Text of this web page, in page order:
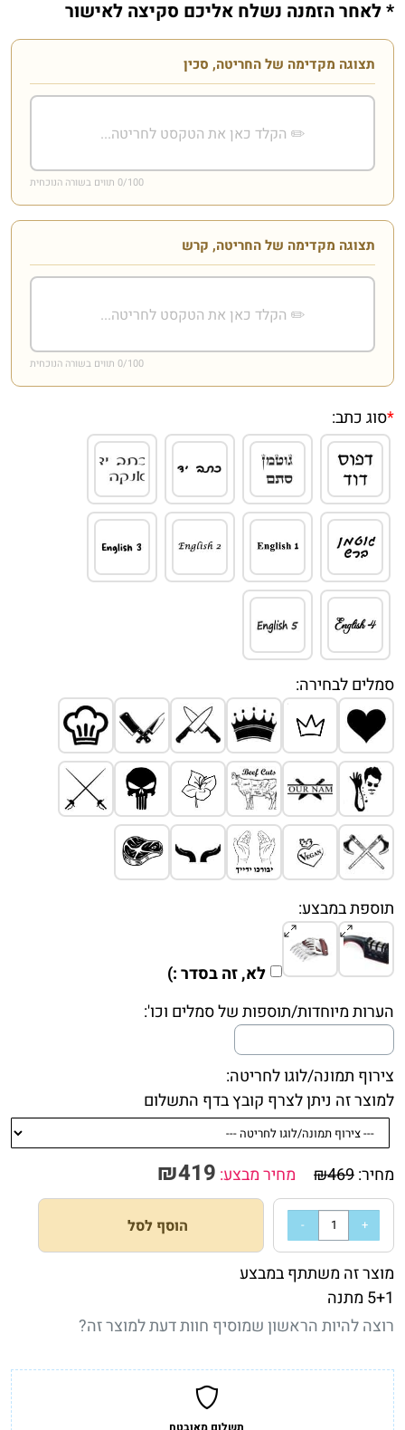
* לאחר הזמנה נשלח אליכם סקיצה לאישור
תצוגה מקדימה של החריטה, סכין
0/100 תווים בשורה הנוכחית
תצוגה מקדימה של החריטה, קרש
0/100 תווים בשורה הנוכחית
*סוג כתב:
סמלים לבחירה:
תוספת במבצע:
לא, זה בסדר :)
הערות מיוחדות/תוספות של סמלים וכו':
צירוף תמונה/לוגו לחריטה:
למוצר זה ניתן לצרף קובץ בדף התשלום
מחיר: ₪469 מחיר מבצע: ₪419
הוסף לסל
מוצר זה משתתף במבצע
5+1 מתנה
רוצה להיות הראשון שמוסיף חוות דעת למוצר זה?